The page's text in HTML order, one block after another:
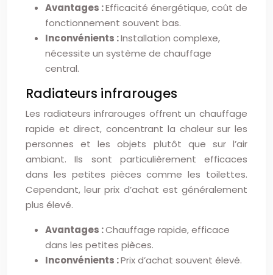
Avantages :Efficacité énergétique, coût de
fonctionnement souvent bas.
Inconvénients :Installation complexe,
nécessite un système de chauffage
central.
Radiateurs infrarouges
Les radiateurs infrarouges offrent un chauffage
rapide et direct, concentrant la chaleur sur les
personnes et les objets plutôt que sur l’air
ambiant. Ils sont particulièrement efficaces
dans les petites pièces comme les toilettes.
Cependant, leur prix d’achat est généralement
plus élevé.
Avantages :Chauffage rapide, efficace
dans les petites pièces.
Inconvénients :Prix d’achat souvent élevé.